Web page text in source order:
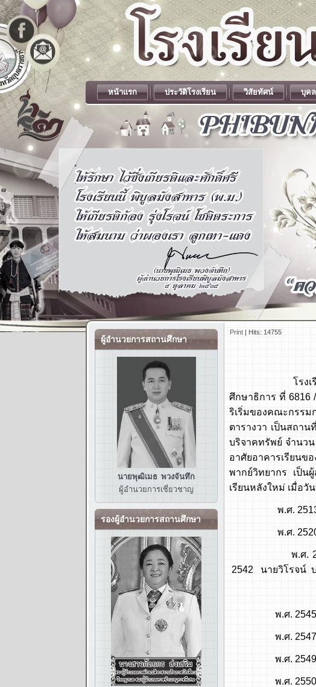
.
.
หน้าแรก ประวัติโรงเรียน วิสัยทัศน์ บุค
ผู้อำนวยการสถานศึกษา
นายพุฒิเมธ พวงจันทึก
ผู้อำนวยการเชี่ยวชาญ
รองผู้อำนวยการสถานศึกษา
Print | Hits: 14755
โรง
ศึกษาธิการ ที่
ริเริ่มของคณะกรร
ตารางวา เป็นสถา
บริจาคทรัพย์ จำนว
อาศัยอาคารเรียนข
พากย์วิทยากร เป็น
เรียนหลังใหม่ เมื่อวั
พ.ศ. 2513 ได้เ
พ.ศ. 2520 ได้รั
พ.ศ. 2526 สภา
2542 นายวิโรจน์
วันที่ 26 ตุลาค
พ.ศ. 2545 โรง
พ.ศ. 2547 สังกั
พ.ศ. 2549 ถ่าย
พ.ศ. 2550 ถ่ายโ